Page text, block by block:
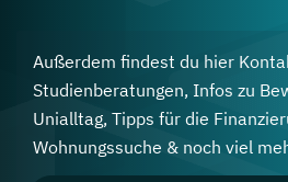
Außerdem findest du hier
Studienberatungen, Infos zu
Unialltag, Tipps für die
Wohnungssuche & noch viel